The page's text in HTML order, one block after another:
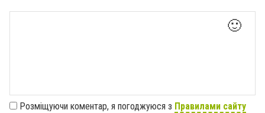
🙂
Розміщуючи коментар, я погоджуюся з Правилами сайту